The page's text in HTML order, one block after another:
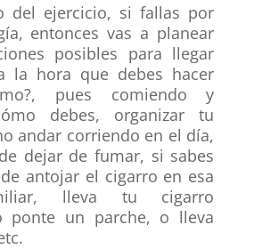
del ejercicio, si fallas por
entonces vas a planear
posibles para llegar
la hora que debes hacer
pues comiendo y
debes, organizar tu
andar corriendo en el día,
dejar de fumar, si sabes
antojar el cigarro en esa
lleva tu cigarro
ponte un parche, o lleva